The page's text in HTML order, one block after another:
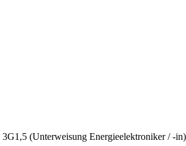
(Unterweisung Energieelektroniker / -in)